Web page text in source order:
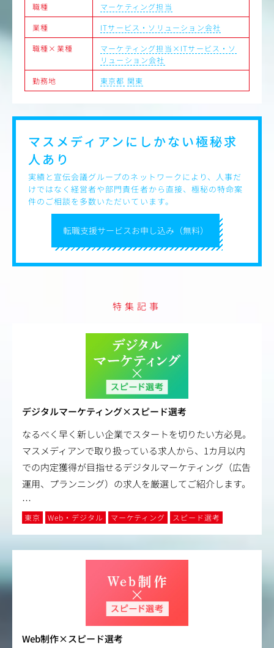
職種
マーケティング担当
業種
ITサービス・ソリューション会社
職種×業種
マーケティング担当×ITサービス・ソ
リューション会社
勤務地
東京都 関東
転職支援サービスお申し込み（無料）
マスメディアンにしかない極秘求
人あり
実績と宣伝会議グループのネットワークにより、人事だ
けではなく経営者や部門責任者から直接、極秘の特命案
件のご相談を多数いただいています。
特集記事
デジタルマーケティング×スピード選考
なるべく早く新しい企業でスタートを切りたい方必見。
マスメディアンで取り扱っている求人から、1カ月以内
での内定獲得が目指せるデジタルマーケティング（広告
運用、プランニング）の求人を厳選してご紹介します。
…
東京 Web・デジタル マーケティング スピード選考
Web制作×スピード選考